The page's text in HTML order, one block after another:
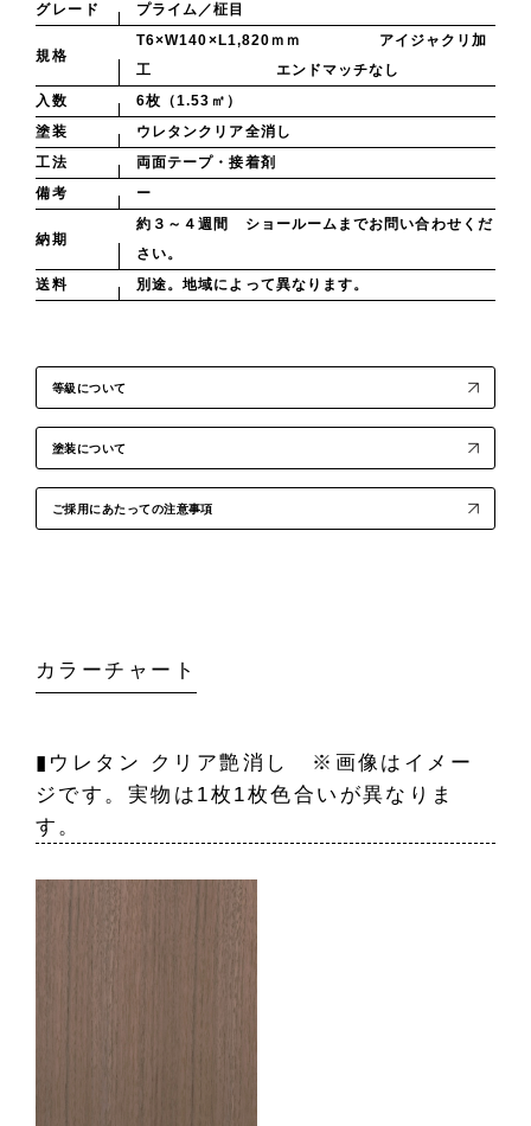
グレード
プライム／柾目
規格
T6×W140×L1,820ｍｍ アイジャクリ加
工 エンドマッチなし
入数
6枚（1.53㎡）
塗装
ウレタンクリア全消し
工法
両面テープ・接着剤
備考
ー
納期
約３～４週間 ショールームまでお問い合わせくだ
さい。
送料
別途。地域によって異なります。
等級について
塗装について
ご採用にあたっての注意事項
カラーチャート
▮ウレタン クリア艶消し ※画像はイメー
ジです。実物は1枚1枚色合いが異なりま
す。